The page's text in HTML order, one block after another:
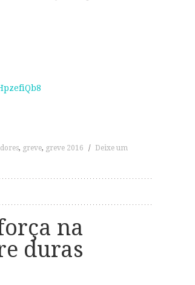
, greve, greve 2016 /
Deixe um
na
duras